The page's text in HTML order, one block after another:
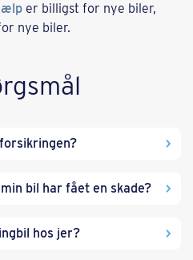
er billigst for nye biler,
nye biler.
bil har fået en skade?
hos jer?